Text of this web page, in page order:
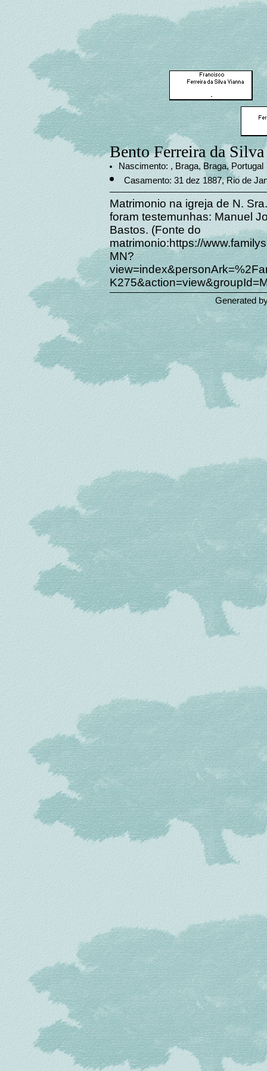
Bento Ferreira da
Nascimento: , Braga, Braga, Portugal
Casamento: 31 dez 1887, Rio de
Matrimonio na igreja de N.
foram testemunhas: Manuel
Bastos. (Fonte do
matrimonio:https://
MN?
Generated